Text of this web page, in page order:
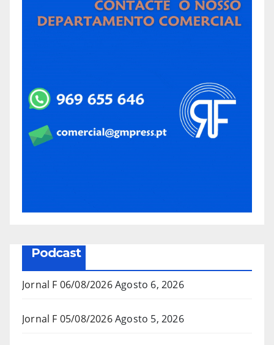
Podcast
Jornal F 06/08/2026Agosto 6, 2026
Jornal F 05/08/2026Agosto 5, 2026